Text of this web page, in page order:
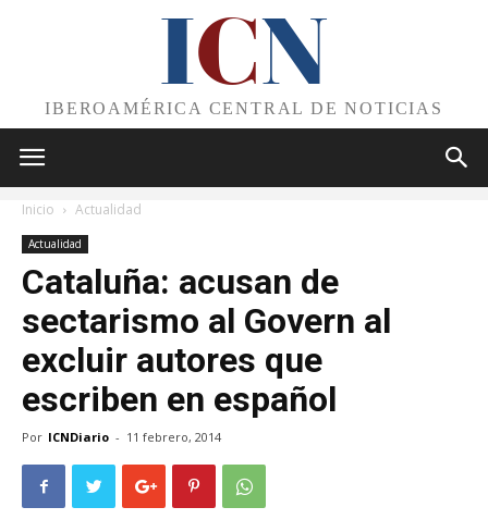
ICN
IBEROAMÉRICA CENTRAL DE NOTICIAS
Inicio Actualidad
Actualidad
Cataluña: acusan de
sectarismo al Govern al
excluir autores que
escriben en español
Por ICNDiario - 11 febrero, 2014